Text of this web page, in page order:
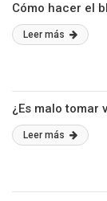
Cómo hacer el
Leer más
¿Es malo tomar
Leer más